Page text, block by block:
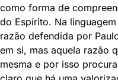
como forma de
do Espírito. Na
razão defendida por
em si, mas aquela razão
mesma e por isso